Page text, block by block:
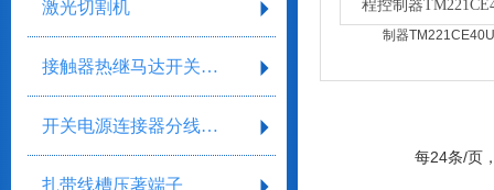
激光切割机
接触器热继马达开关继电器
开关电源连接器分线盒气缸气阀剥线工具
扎带线槽压著端子
程控制器
每24条/页